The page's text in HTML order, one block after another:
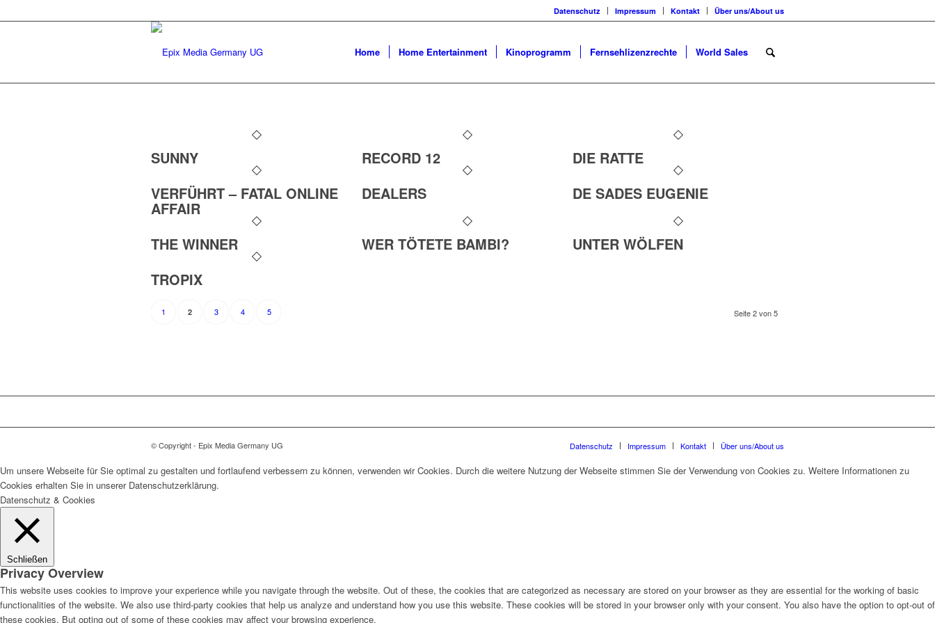
Datenschutz Impressum Kontakt Über uns/About us
Home Home Entertainment Kinoprogramm Fernsehlizenzrechte World Sales
SUNNY RECORD 12
DIE RATTE
VERFÜHRT – FATAL ONLINE
AFFAIR
DEALERS DE SADES EUGENIE
THE WINNER WER TÖTETE BAMBI?
UNTER WÖLFEN
TROPIX
Seite 2 von 5
1 2 3 4 5
© Copyright - Epix Media Germany UG Datenschutz Impressum Kontakt Über uns/About us
Um unsere Webseite für Sie optimal zu gestalten und fortlaufend verbessern zu können, verwenden wir Cookies. Durch die weitere Nutzung der Webseite stimmen Sie der Verwendung von Cookies zu. Weitere Informationen zu
Cookies erhalten Sie in unserer Datenschutzerklärung.
Datenschutz & Cookies
Schließen
Privacy Overview
This website uses cookies to improve your experience while you navigate through the website. Out of these, the cookies that are categorized as necessary are stored on your browser as they are essential for the working of basic
functionalities of the website. We also use third-party cookies that help us analyze and understand how you use this website. These cookies will be stored in your browser only with your consent. You also have the option to opt-out of
these cookies. But opting out of some of these cookies may affect your browsing experience.